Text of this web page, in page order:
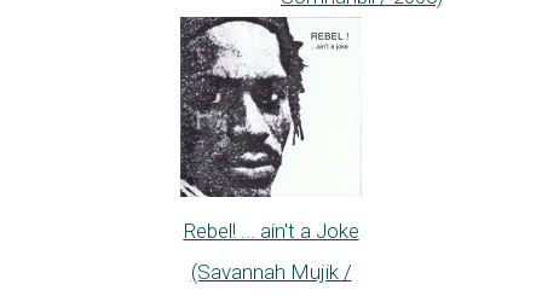
Rebel! ... ain't a Joke
(Savannah Mujik /